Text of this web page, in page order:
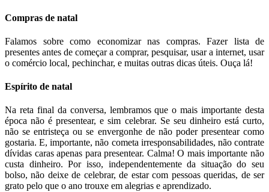
Compras de natal
Falamos sobre como economizar nas compras. Fazer lista de
presentes antes de começar a comprar, pesquisar, usar a internet, usar
o comércio local, pechinchar, e muitas outras dicas úteis. Ouça lá!
Espírito de natal
Na reta final da conversa, lembramos que o mais importante desta
época não é presentear, e sim celebrar. Se seu dinheiro está curto,
não se entristeça ou se envergonhe de não poder presentear como
gostaria. E, importante, não cometa irresponsabilidades, não contrate
dívidas caras apenas para presentear. Calma! O mais importante não
custa dinheiro. Por isso, independentemente da situação do seu
bolso, não deixe de celebrar, de estar com pessoas queridas, de ser
grato pelo que o ano trouxe em alegrias e aprendizado.